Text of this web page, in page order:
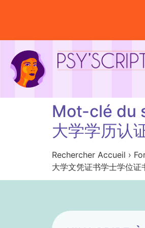
Mot-clé du
大学学历认
Rechercher Accueil ›
大学文凭证书学士学位